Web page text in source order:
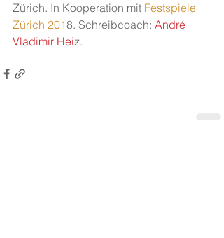
Zürich. In Kooperation mit Festspiele
Zürich 2018. Schreibcoach: André
Vladimir Heiz.